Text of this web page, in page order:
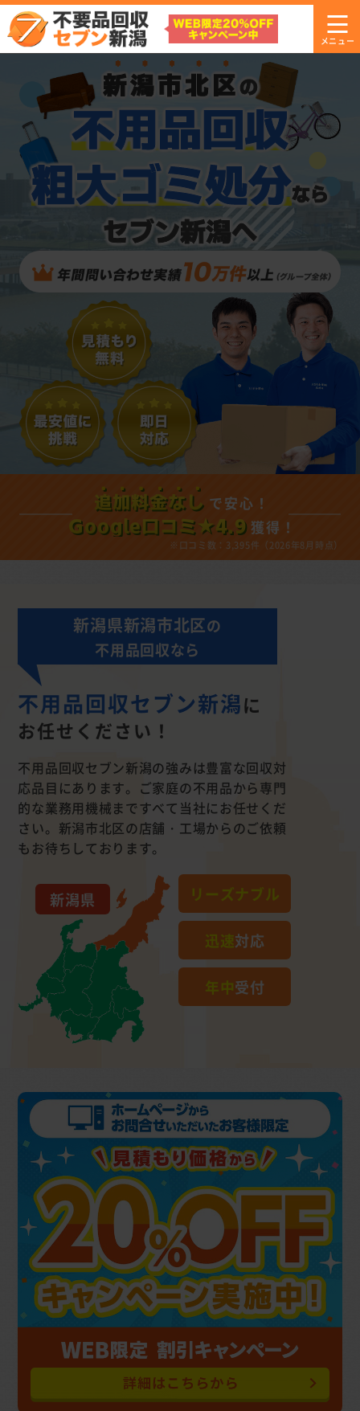
新潟市北区 の
不用品回収
粗大ゴミ処分なら
セブン新潟へ
追加料金なし で安心！
Google口コミ★4.9 獲得！
※口コミ数：3,395件（2026年8月時点）
新潟県新潟市北区の
不用品回収なら
不用品回収セブン新潟に
お任せください！
不用品回収セブン新潟の強みは豊富な回収対
応品目にあります。ご家庭の不用品から専門
的な業務用機械まですべて当社にお任せくだ
さい。新潟市北区の店舗・工場からのご依頼
もお待ちしております。
リーズナブル
迅速対応
年中受付
新潟県